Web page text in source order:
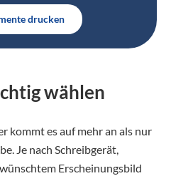
drucken
wählen
kommt es auf mehr an als nur
Je nach Schreibgerät,
Erscheinungsbild